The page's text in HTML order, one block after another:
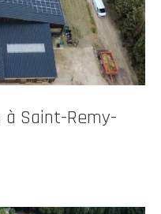
à Saint-Remy-